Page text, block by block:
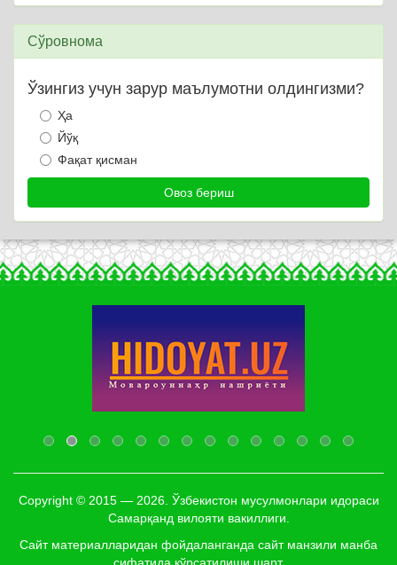
Сўровнома
Ўзингиз учун зарур маълумотни олдингизми?
Ҳа
Йўқ
Фақат қисман
Copyright © 2015 — 2026. Ўзбекистон мусулмонлари идораси
Самарқанд вилояти вакиллиги.
Сайт материалларидан фойдаланганда сайт манзили манба
сифатида кўрсатилиши шарт.